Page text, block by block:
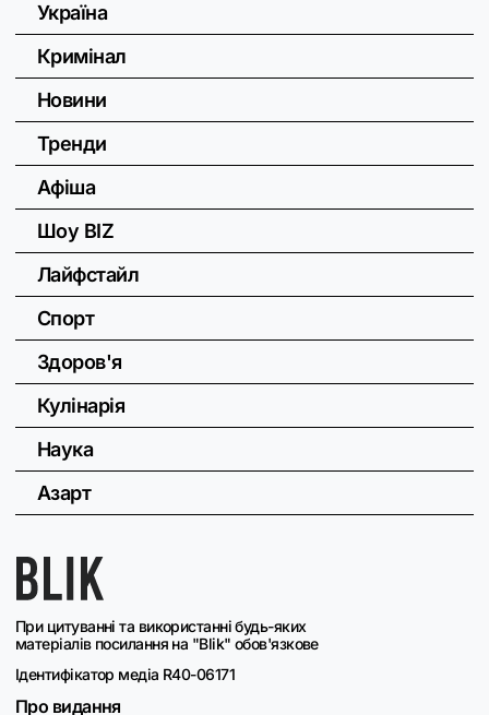
При цитуванні та використанні будь-яких
матеріалів посилання на "Blik" обов'язкове
Ідентифікатор медіа R40-06171
Про видання
Україна
Кримінал
Новини
Тренди
Афіша
Шоу BIZ
Лайфстайл
Спорт
Здоров'я
Кулінарія
Наука
Азарт